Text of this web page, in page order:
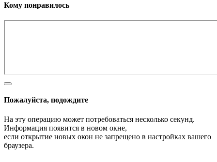
Кому понравилось
Пожалуйста, подождите
На эту операцию может потребоваться несколько секунд.
Информация появится в новом окне,
если открытие новых окон не запрещено в настройках вашего
браузера.